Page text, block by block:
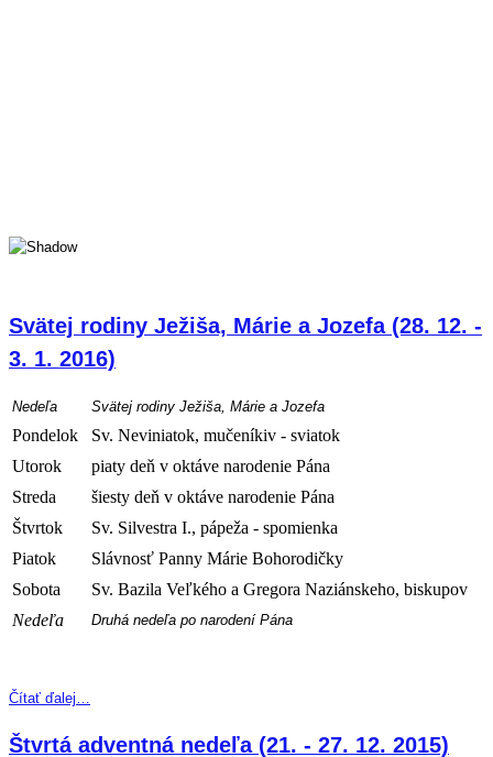
Svätej rodiny Ježiša, Márie a Jozefa (28. 12. -
3. 1. 2016)
Nedeľa Svätej rodiny Ježiša, Márie a Jozefa
Pondelok
Sv. Neviniatok, mučeníkiv - sviatok
Utorok
piaty deň v oktáve narodenie Pána
Streda
šiesty deň v oktáve narodenie Pána
Štvrtok
Sv. Silvestra I., pápeža - spomienka
Piatok
Slávnosť Panny Márie Bohorodičky
Sobota
Sv. Bazila Veľkého a Gregora Naziánskeho, biskupov
Nedeľa
Druhá nedeľa po narodení Pána
Čítať ďalej…
Štvrtá adventná nedeľa (21. - 27. 12. 2015)